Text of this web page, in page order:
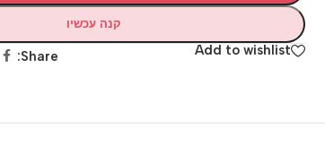
קנה עכשיו
Add to wishlist
Share: